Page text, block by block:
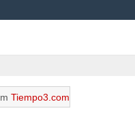
Tiempo3.com